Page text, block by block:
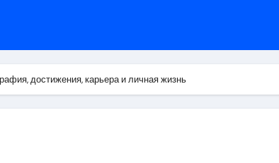
этапы строительства, проверка застройщика и
информация о сельскохозяйственных
достижения, карьера и личная жизнь